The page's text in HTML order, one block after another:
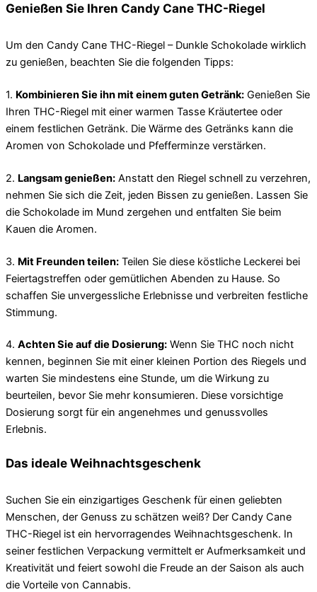
Genießen Sie Ihren Candy Cane THC-Riegel
Um den Candy Cane THC-Riegel – Dunkle Schokolade wirklich
zu genießen, beachten Sie die folgenden Tipps:
1. Kombinieren Sie ihn mit einem guten Getränk: Genießen Sie
Ihren THC-Riegel mit einer warmen Tasse Kräutertee oder
einem festlichen Getränk. Die Wärme des Getränks kann die
Aromen von Schokolade und Pfefferminze verstärken.
2. Langsam genießen: Anstatt den Riegel schnell zu verzehren,
nehmen Sie sich die Zeit, jeden Bissen zu genießen. Lassen Sie
die Schokolade im Mund zergehen und entfalten Sie beim
Kauen die Aromen.
3. Mit Freunden teilen: Teilen Sie diese köstliche Leckerei bei
Feiertagstreffen oder gemütlichen Abenden zu Hause. So
schaffen Sie unvergessliche Erlebnisse und verbreiten festliche
Stimmung.
4. Achten Sie auf die Dosierung: Wenn Sie THC noch nicht
kennen, beginnen Sie mit einer kleinen Portion des Riegels und
warten Sie mindestens eine Stunde, um die Wirkung zu
beurteilen, bevor Sie mehr konsumieren. Diese vorsichtige
Dosierung sorgt für ein angenehmes und genussvolles
Erlebnis.
Das ideale Weihnachtsgeschenk
Suchen Sie ein einzigartiges Geschenk für einen geliebten
Menschen, der Genuss zu schätzen weiß? Der Candy Cane
THC-Riegel ist ein hervorragendes Weihnachtsgeschenk. In
seiner festlichen Verpackung vermittelt er Aufmerksamkeit und
Kreativität und feiert sowohl die Freude an der Saison als auch
die Vorteile von Cannabis.